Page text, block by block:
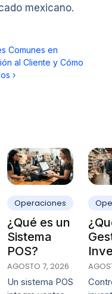
mexicano.
Comunes en
al Cliente y Cómo
›
Operaciones
¿Qué es un
Sistema
POS?
AGOSTO 7, 2026
Un sistema POS